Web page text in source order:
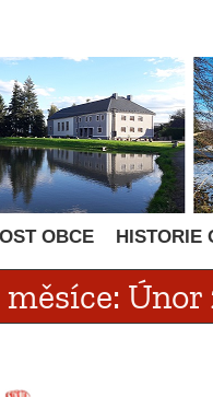
OBCE HISTORIE
Únor